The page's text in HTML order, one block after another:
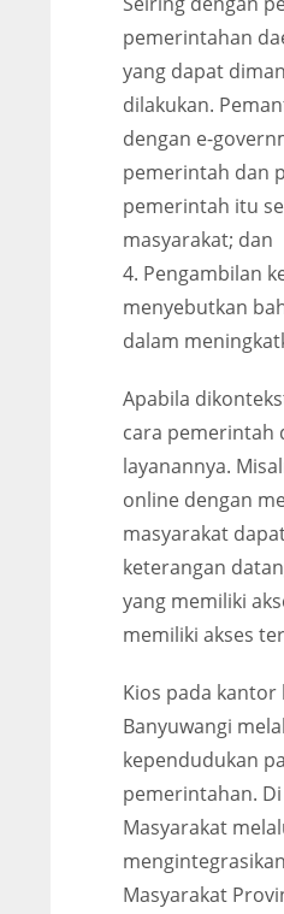
pemerintahan
yang dapat
dilakukan.
dengan e-
pemerintah dan
pemerintah itu
masyarakat; dan
4. Pengambilan
menyebutkan
dalam
Apabila
cara pemerintah
layanannya.
online dengan
masyarakat
keterangan
yang memiliki
memiliki akses
Kios pada
Banyuwangi
kependudukan
pemerintahan.
Masyarakat
Masyarakat